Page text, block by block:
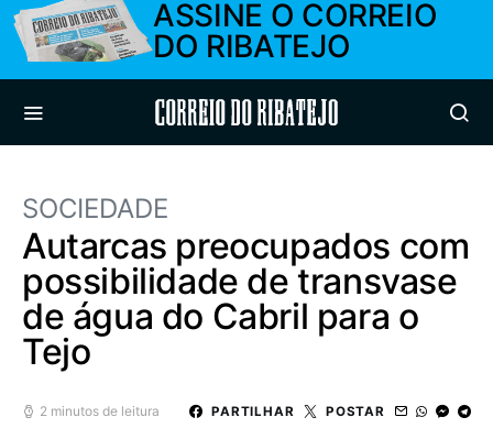
ASSINE O CORREIO
DO RIBATEJO
Correio do Ribatejo
SOCIEDADE
Autarcas preocupados com
possibilidade de transvase
de água do Cabril para o
Tejo
2 minutos de leitura PARTILHAR POSTAR